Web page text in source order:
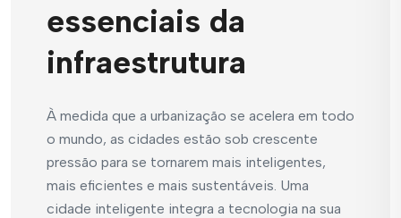
essenciais da
infraestrutura
À medida que a urbanização se acelera em todo
o mundo, as cidades estão sob crescente
pressão para se tornarem mais inteligentes,
mais eficientes e mais sustentáveis. Uma
cidade inteligente integra a tecnologia na sua